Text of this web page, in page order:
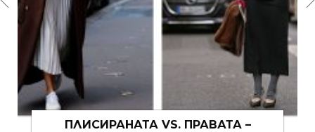
НЕВИДИМОТО СЪВЪРШЕНСТВО НА